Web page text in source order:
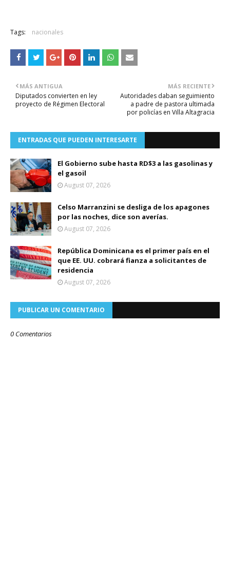
Tags: nacionales
MÁS RECIENTE
Autoridades daban seguimiento
a padre de pastora ultimada
por policías en Villa Altagracia
MÁS ANTIGUA
Diputados convierten en ley
proyecto de Régimen Electoral
ENTRADAS QUE PUEDEN INTERESARTE
El Gobierno sube hasta RD$3 a las gasolinas y
el gasoil
August 07, 2026
Celso Marranzini se desliga de los apagones
por las noches, dice son averías.
August 07, 2026
República Dominicana es el primer país en el
que EE. UU. cobrará fianza a solicitantes de
residencia
August 07, 2026
PUBLICAR UN COMENTARIO
0 Comentarios